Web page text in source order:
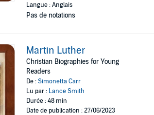
Langue : Anglais
Pas de notations
Martin Luther
Christian Biographies for Young
Readers
De :Simonetta Carr
Lu par : Lance Smith
Durée : 48 min
Date de publication : 27/06/2023